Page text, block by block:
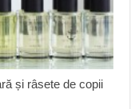
și râsete de copii